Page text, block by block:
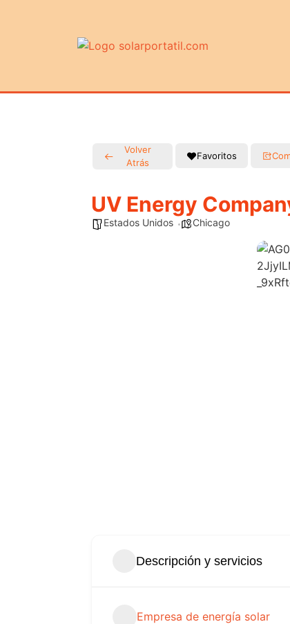
Volver
Atrás
Favoritos
UV Energy
Estados Unidos Chicago
Descripción y servicios
Empresa de energía solar